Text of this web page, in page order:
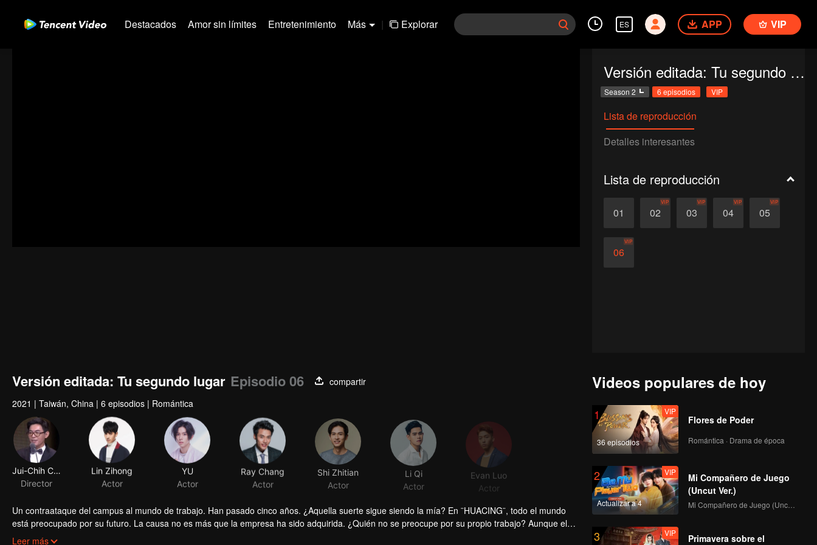
Destacados Amor sin límites Entretenimiento Más | Explorar ES APP VIP
Versión editada: Tu segundo lugar
Season 2 6 episodios VIP
Lista de reproducción
Detalles interesantes
Lista de reproducción
01 02
VIP
03
VIP
04
VIP
05
VIP
06
VIP
Versión editada: Tu segundo lugar Episodio 06
compartir
2021 | Taiwán, China | 6 episodios | Romántica
Jui-Chih Chiang
Director
Lin Zihong
Actor
YU
Actor
Ray Chang
Actor
Shi Zhitian
Actor
Li Qi
Actor
Evan Luo
Actor
Un contraataque del campus al mundo de trabajo. Han pasado cinco años. ¿Aquella suerte sigue siendo la mía? En ¨HUACING¨, todo el mundo
está preocupado por su futuro. La causa no es más que la empresa ha sido adquirida. ¿Quién no se preocupe por su propio trabajo? Aunque el
encargado ha asegurado que la parte que la ha adquirido no va a hacer cambios del personal sin fundamento, no se puede garantizar que no
Zhou Shuyi fijó su mirada llena de enfado en Gao Shide, que se hallaba suelto y libre. Cinco años eran suficientes para que dos chicos se
Leer más
Videos populares de hoy
1
36 episodios
VIP
Flores de Poder
Romántica · Drama de época
2
Actualizar a 4
VIP
Mi Compañero de Juego
(Uncut Ver.)
Mi Compañero de Juego (Uncut Ver.)
3 VIP
Primavera sobre el